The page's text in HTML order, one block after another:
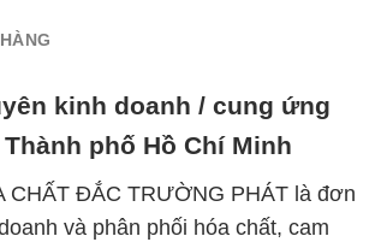
kinh doanh / cung ứng
phố Hồ Chí Minh
CHẤT ĐẮC TRƯỜNG PHÁT là đơn
và phân phối hóa chất, cam